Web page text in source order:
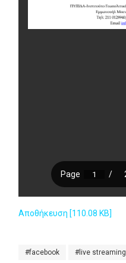
Αποθήκευση [110.08 KB]
facebook live streaming